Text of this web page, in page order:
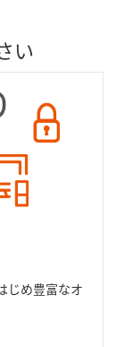
い
じめ豊富なオ